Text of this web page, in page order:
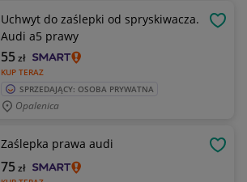
Uchwyt do zaślepki od spryskiwacza.
Audi a5 prawy
KUP TERAZ
55zł
SPRZEDAJĄCY: OSOBA PRYWATNA
Opalenica
Zaślepka prawa audi
75zł